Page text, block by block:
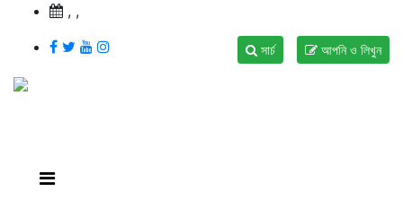
, ,
আপনি ও লিখুন
সার্চ